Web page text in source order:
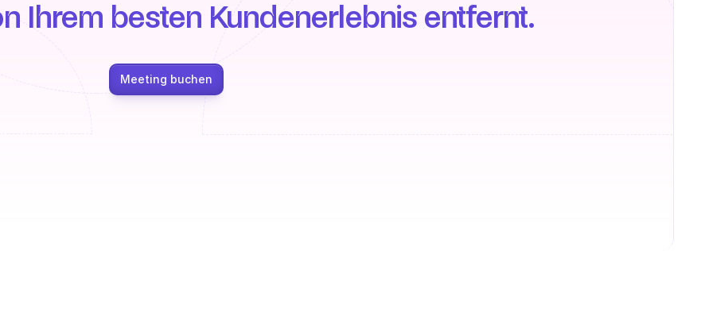
Ihrem besten Kundenerlebnis entfernt.
Meeting buchen